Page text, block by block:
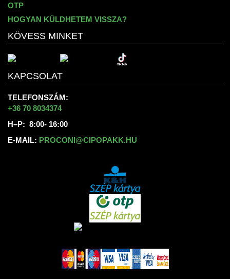
OTP
HOGYAN KÜLDHETEM VISSZA?
KÖVESS MINKET
KAPCSOLAT
TELEFONSZÁM:
+36 70 8034374
H–P: 8:00- 16:00
E-MAIL: PROCONI@CIPOPAKK.HU